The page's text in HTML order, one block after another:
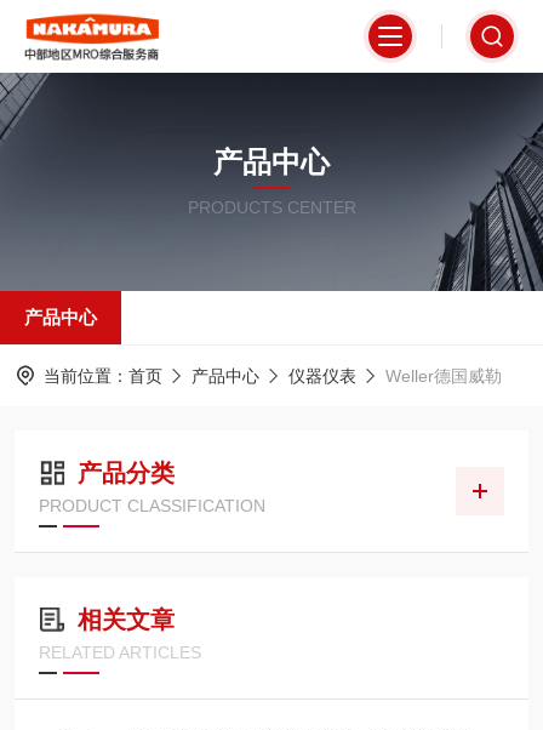
产品中心
PRODUCTS CENTER
产品中心
当前位置： 首页 产品中心 仪器仪表 Weller德国威勒
产品分类
PRODUCT CLASSIFICATION
相关文章
RELATED ARTICLES